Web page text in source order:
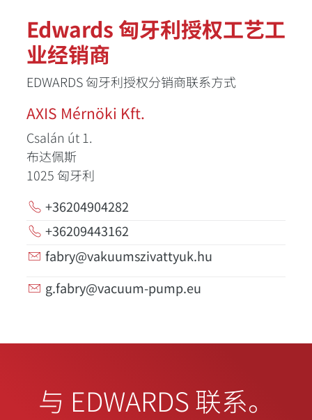
Edwards 匈牙利授权工艺工
业经销商
EDWARDS 匈牙利授权分销商联系方式
AXIS Mérnöki Kft.
Csalán út 1.
布达佩斯
1025 匈牙利
+36204904282
+36209443162
fabry@vakuumszivattyuk.hu
g.fabry@vacuum-pump.eu
与 EDWARDS 联系。